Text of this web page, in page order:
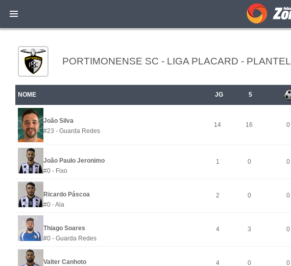
PORTIMONENSE SC - LIGA PLACARD - PLANTEL
NOME JG 5
João Silva
#23 - Guarda Redes
14 16 0
João Paulo Jeronimo
#0 - Fixo
1 0 0
Ricardo Páscoa
#0 - Ala
2 0 0
Thiago Soares
#0 - Guarda Redes
4 3 0
Valter Canhoto
4 0 0